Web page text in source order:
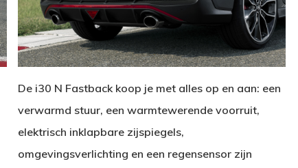
De i30 N Fastback koop je met alles op en aan: een
verwarmd stuur, een warmtewerende voorruit,
elektrisch inklapbare zijspiegels,
omgevingsverlichting en een regensensor zijn